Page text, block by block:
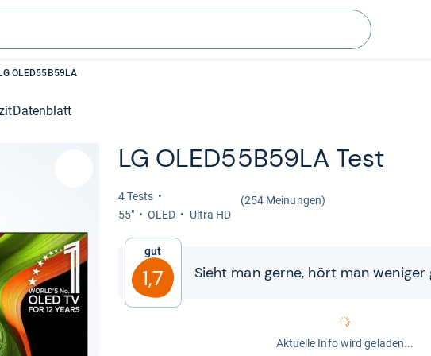
Suchen
LG OLED55B59LA
Datenblatt
LG OLED55B59LA Test
4 Tests
(254 Meinungen)
55"
OLED Ultra HD
Gut
1,7 Sieht man gerne, hört man weni­ger
Aktuelle Info wird geladen...